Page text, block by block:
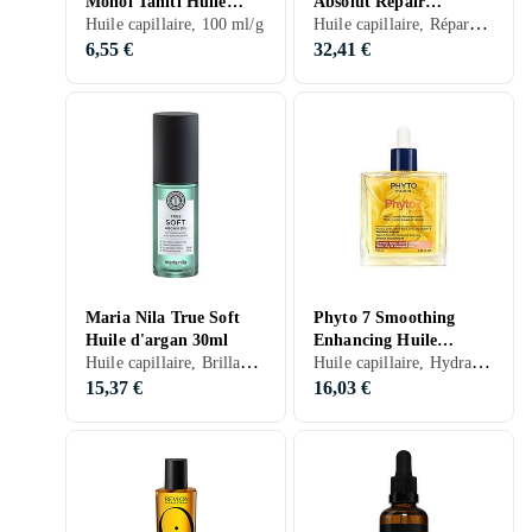
Bronzante 100ml
Huile capillaire, 100 ml/g
6,55 €
Molecular Bi-Phase
Huile 90ml
Huile capillaire, Réparateur, Nourrissant, Abîmés, 90 ml/g
32,41 €
Maria Nila True Soft
Huile d'argan 30ml
Huile capillaire, Brillance, Hydratant/Adoucissant, Ecran thermique, Renforcement, Nourrissant, Anti-frisottis, Secs, Colorés, Frisés, 30 ml/g
15,37 €
Phyto 7 Smoothing
Enhancing Huile
Capillaire Huile 100mlHuile capillaire, Hydratant/Adoucissant, Abîmés, Frisés
16,03 €